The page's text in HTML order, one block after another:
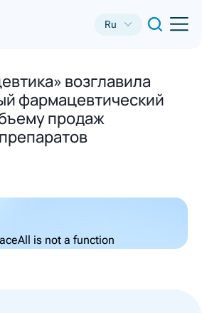
Ru
возглавила
фармацевтический
продаж
is not a function